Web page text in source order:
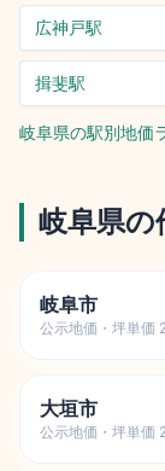
広神戸駅
揖斐駅
岐阜県の駅別地価
岐阜県の
岐阜市
公示地価・坪単価
大垣市
公示地価・坪単価